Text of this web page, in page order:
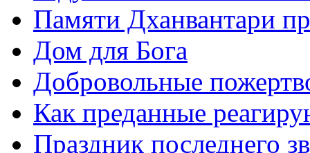
Памяти Дханвантари
Дом для Бога
Добровольные
Как преданные
Праздник последнего